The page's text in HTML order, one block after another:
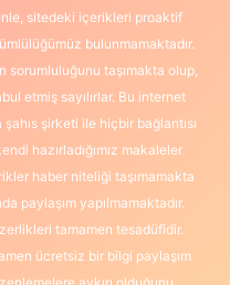
sitedeki içerikleri proaktif
bulunmamaktadır.
sorumluluğunu taşımakta olup,
etmiş sayılırlar. Bu internet
şirketi ile hiçbir bağlantısı
hazırladığımız makaleler
haber niteliği taşımamakta
paylaşım yapılmamaktadır.
tamamen tesadüfidir.
ücretsiz bir bilgi paylaşım